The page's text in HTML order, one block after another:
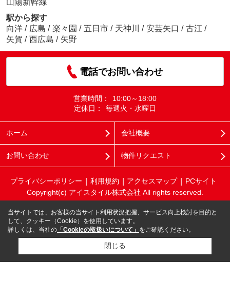
山陽新幹線
駅から探す
向洋 / 広島 / 楽々園 / 五日市 / 天神川 / 安芸矢口 / 古江 /
矢賀 / 西広島 / 矢野
電話でお問い合わせ
営業時間：
10:00～18:00
定休日：
毎週火・水曜日
ホーム 会社概要
お問い合わせ 物件リクエスト
プライバシーポリシー 利用規約 アクセスマップ
PCサイト
Copyright(c) アイスタイル株式会社 All rights reserved.
当サイトでは、お客様の当サイト利用状況把握、サービス向上検討を目的と
して、クッキー（Cookie）を使用しています。
詳しくは、当社の 「Cookieの取扱いについて」 をご確認ください。
閉じる